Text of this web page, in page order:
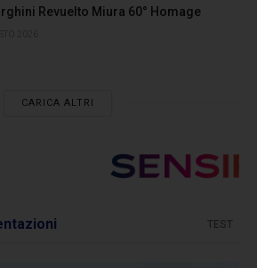
Revuelto Miura 60° Homage
CARICA ALTRI
TEST